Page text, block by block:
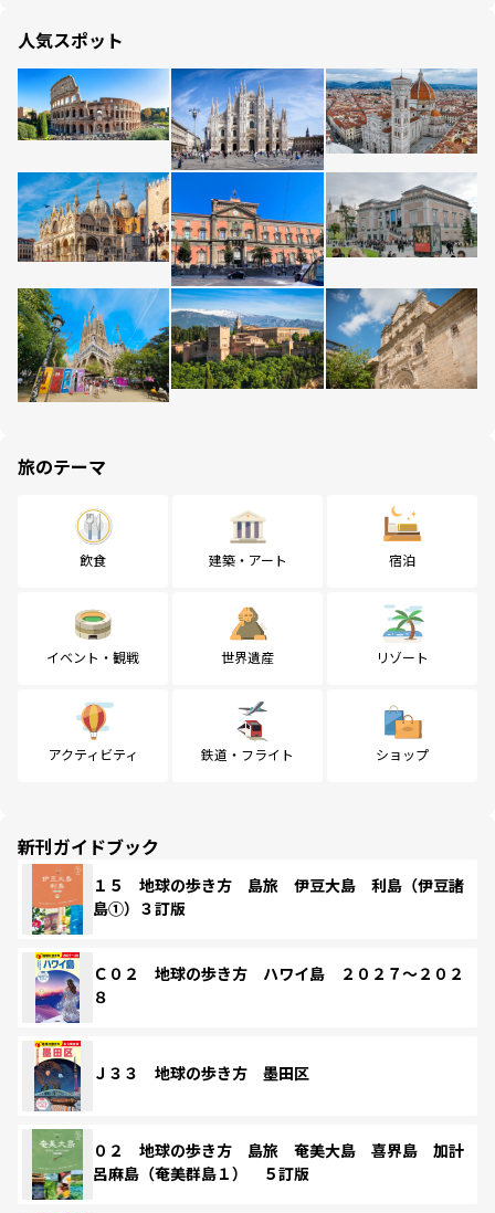
人気スポット
旅のテーマ
飲食 建築・アート 宿泊
イベント・観戦 世界遺産 リゾート
アクティビティ 鉄道・フライト ショップ
新刊ガイドブック
１５ 地球の歩き方 島旅 伊豆大島 利島（伊豆諸
島①）３訂版
Ｃ０２ 地球の歩き方 ハワイ島 ２０２７～２０２
８
Ｊ３３ 地球の歩き方 墨田区
０２ 地球の歩き方 島旅 奄美大島 喜界島 加計
呂麻島（奄美群島１） ５訂版